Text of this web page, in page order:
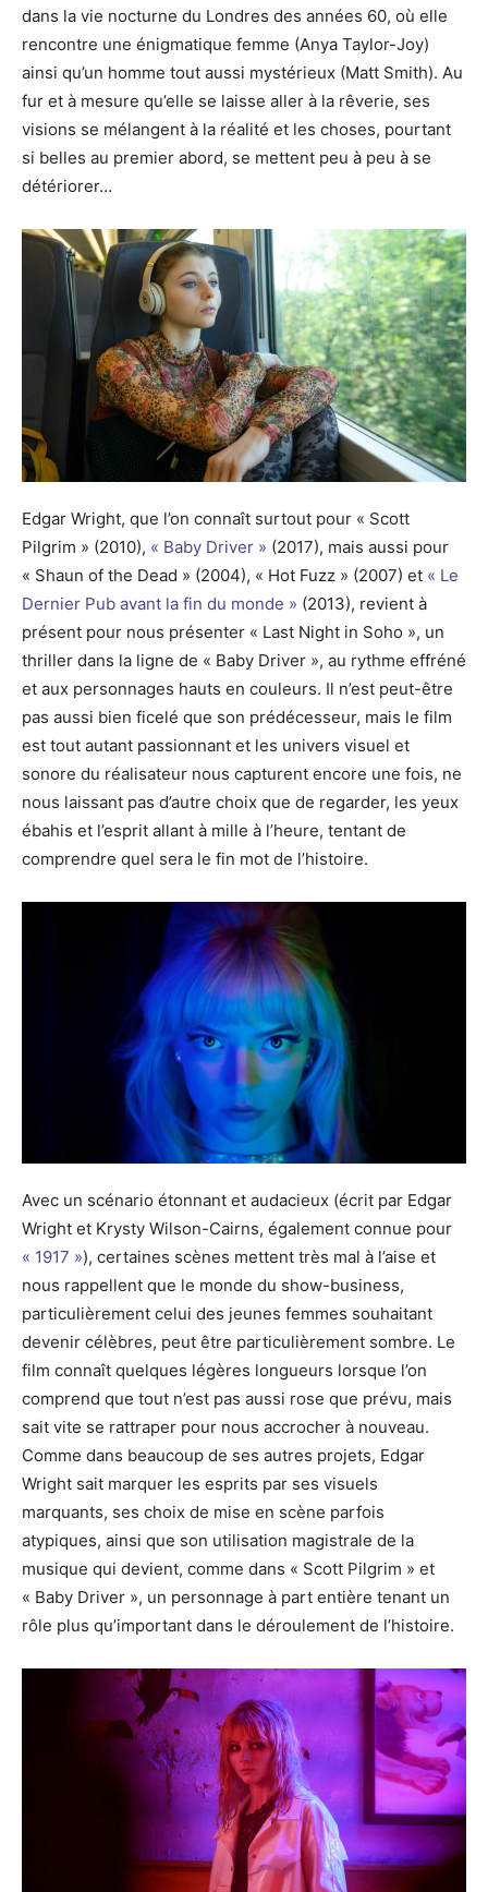
dans la vie nocturne du Londres des années 60, où elle
rencontre une énigmatique femme (Anya Taylor-Joy)
ainsi qu’un homme tout aussi mystérieux (Matt Smith). Au
fur et à mesure qu’elle se laisse aller à la rêverie, ses
visions se mélangent à la réalité et les choses, pourtant
si belles au premier abord, se mettent peu à peu à se
détériorer…
Edgar Wright, que l’on connaît surtout pour « Scott
Pilgrim » (2010), « Baby Driver » (2017), mais aussi pour
« Shaun of the Dead » (2004), « Hot Fuzz » (2007) et « Le
Dernier Pub avant la fin du monde » (2013), revient à
présent pour nous présenter « Last Night in Soho », un
thriller dans la ligne de « Baby Driver », au rythme effréné
et aux personnages hauts en couleurs. Il n’est peut-être
pas aussi bien ficelé que son prédécesseur, mais le film
est tout autant passionnant et les univers visuel et
sonore du réalisateur nous capturent encore une fois, ne
nous laissant pas d’autre choix que de regarder, les yeux
ébahis et l’esprit allant à mille à l’heure, tentant de
comprendre quel sera le fin mot de l’histoire.
Avec un scénario étonnant et audacieux (écrit par Edgar
Wright et Krysty Wilson-Cairns, également connue pour
« 1917 »), certaines scènes mettent très mal à l’aise et
nous rappellent que le monde du show-business,
particulièrement celui des jeunes femmes souhaitant
devenir célèbres, peut être particulièrement sombre. Le
film connaît quelques légères longueurs lorsque l’on
comprend que tout n’est pas aussi rose que prévu, mais
sait vite se rattraper pour nous accrocher à nouveau.
Comme dans beaucoup de ses autres projets, Edgar
Wright sait marquer les esprits par ses visuels
marquants, ses choix de mise en scène parfois
atypiques, ainsi que son utilisation magistrale de la
musique qui devient, comme dans « Scott Pilgrim » et
« Baby Driver », un personnage à part entière tenant un
rôle plus qu’important dans le déroulement de l’histoire.